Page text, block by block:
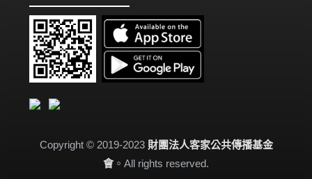
Copyright © 2019-2023 財團法人客家公共傳播基金
會。All rights reserved.